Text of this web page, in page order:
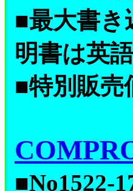
■最大書き
明書は英語
■特別販売
■No1522-